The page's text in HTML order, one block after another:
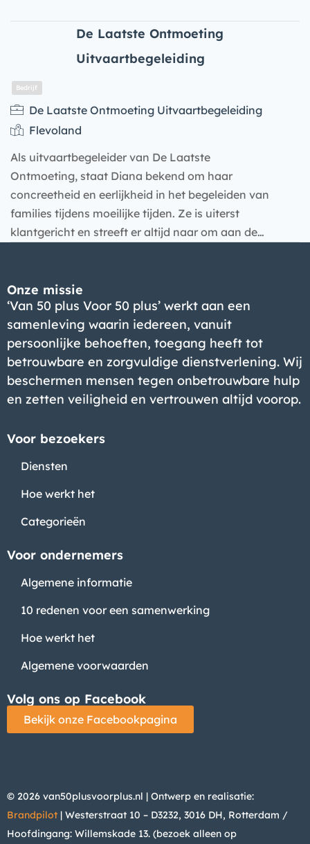
De Laatste Ontmoeting
Uitvaartbegeleiding
Bedrijf
De Laatste Ontmoeting Uitvaartbegeleiding
Flevoland
Als uitvaartbegeleider van De Laatste
Ontmoeting, staat Diana bekend om haar
concreetheid en eerlijkheid in het begeleiden van
families tijdens moeilijke tijden. Ze is uiterst
klantgericht en streeft er altijd naar om aan de…
Onze missie
‘Van 50 plus Voor 50 plus’ werkt aan een
samenleving waarin iedereen, vanuit
persoonlijke behoeften, toegang heeft tot
betrouwbare en zorgvuldige dienstverlening. Wij
beschermen mensen tegen onbetrouwbare hulp
en zetten veiligheid en vertrouwen altijd voorop.
Voor bezoekers
Diensten
Hoe werkt het
Categorieën
Voor ondernemers
Algemene informatie
10 redenen voor een samenwerking
Hoe werkt het
Algemene voorwaarden
Volg ons op Facebook
Bekijk onze Facebookpagina
© 2026 van50plusvoorplus.nl | Ontwerp en realisatie:
Brandpilot | Westerstraat 10 – D3232, 3016 DH, Rotterdam /
Hoofdingang: Willemskade 13. (bezoek alleen op